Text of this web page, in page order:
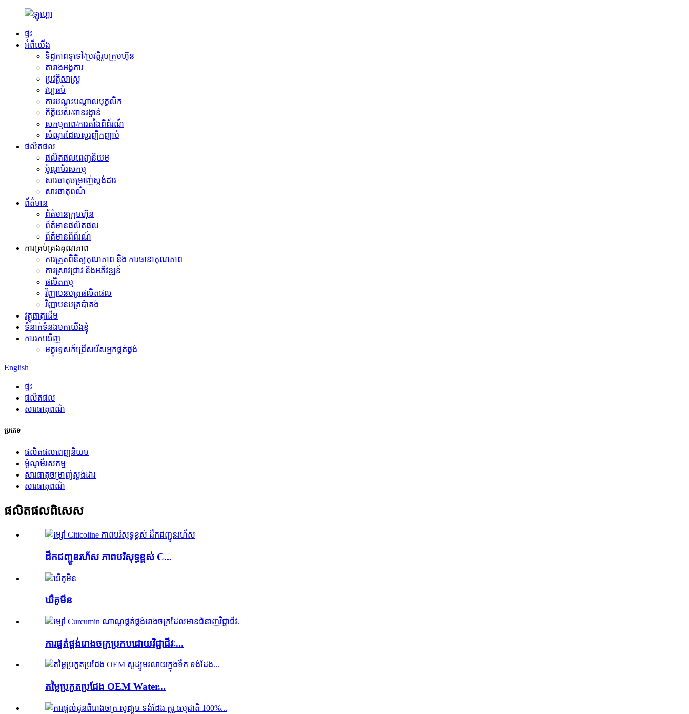
ផ្ទះ
អំពីយើង
ទិដ្ឋភាពទូទៅ/ប្រវត្តិរូបក្រុមហ៊ុន
តារាងអង្គការ
ប្រវត្តិសាស្ត្រ
វប្បធម៌
ការបណ្តុះបណ្តាលបុគ្គលិក
កិត្តិយស/ពានរង្វាន់
សកម្មភាព/ការតាំងពិព័រណ៍
សំណួរដែលសួរញឹកញាប់
ផលិតផល
ផលិតផលពេញនិយម
ម៉ូណូម័រសកម្ម
សារធាតុចម្រាញ់ស្តង់ដារ
សារធាតុពណ៌
ព័ត៌មាន
ព័ត៌មានក្រុមហ៊ុន
ព័ត៌មានផលិតផល
ព័ត៌មានពិព័រណ៍
ការគ្រប់គ្រងគុណភាព
ការត្រួតពិនិត្យគុណភាព និង ការធានាគុណភាព
ការស្រាវជ្រាវ និងអភិវឌ្ឍន៍
ផលិតកម្ម
វិញ្ញាបនបត្រផលិតផល
វិញ្ញាបនបត្រប៉ាតង់
វត្ថុធាតុដើម
ទំនាក់ទំនងមកយើងខ្ញុំ
ការរកឃើញ
មគ្គុទ្ទេសក៍ជ្រើសរើសអ្នកផ្គត់ផ្គង់
English
ផ្ទះ
ផលិតផល
សារធាតុពណ៌
ប្រភេទ
ផលិតផលពេញនិយម
ម៉ូណូម័រសកម្ម
សារធាតុចម្រាញ់ស្តង់ដារ
សារធាតុពណ៌
ផលិតផល​ពិសេស
ដឹកជញ្ជូនរហ័ស ភាពបរិសុទ្ធខ្ពស់ C...
ឃឺគូមីន
ការផ្គត់ផ្គង់រោងចក្រប្រកបដោយវិជ្ជាជីវៈ...
តម្លៃប្រកួតប្រជែង OEM Water...